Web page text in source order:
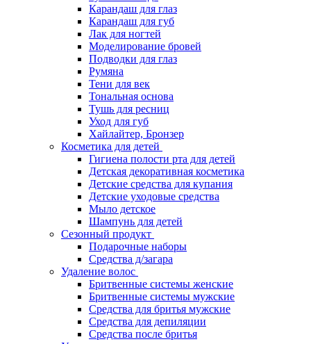
Карандаш для глаз
Карандаш для губ
Лак для ногтей
Моделирование бровей
Подводки для глаз
Румяна
Тени для век
Тональная основа
Тушь для ресниц
Уход для губ
Хайлайтер, Бронзер
Косметика для детей
Гигиена полости рта для детей
Детская декоративная косметика
Детские средства для купания
Детские уходовые средства
Мыло детское
Шампунь для детей
Сезонный продукт
Подарочные наборы
Средства д/загара
Удаление волос
Бритвенные системы женские
Бритвенные системы мужские
Средства для бритья мужские
Средства для депиляции
Средства после бритья